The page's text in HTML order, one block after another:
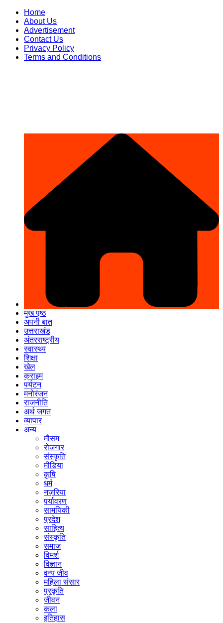
Skip
content
Home
About Us
Advertisement
Contact Us
Privacy Policy
Terms and Conditions
मुख पृष्ठ
अपनी बात
उत्तराखंड
अंतरराष्ट्रीय
स्वास्थ्य
शिक्षा
खेल
क्राइम
पर्यटन
मनोरंजन
राजनीति
अर्थ जगत
व्यापार
अन्य
मौसम
रोजगार
संस्कृति
मीडिया
कृषि
धर्म
नज़रिया
पर्यावरण
सामयिकी
प्रदेश
साहित्य
संस्कृति
समाज
विमर्श
विज्ञान
वन्य जीव
महिला संसार
प्रकृति
जीवन
कला
इतिहास